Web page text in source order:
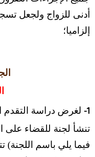
أدنى للزواج ولجعل
إلزاميا؛
1-
لغرض دراسة التقدم
تنشأ لجنة للقضاء على
فيما يلي باسم اللجنة)